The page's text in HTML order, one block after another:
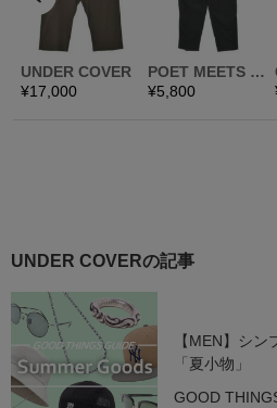
UNDER COVERの記事
【MEN】シ
「夏小物」
GOOD